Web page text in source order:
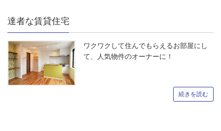
達者な賃貸住宅
ワクワクして住んでもらえるお部屋にし
て、人気物件のオーナーに！
続きを読む